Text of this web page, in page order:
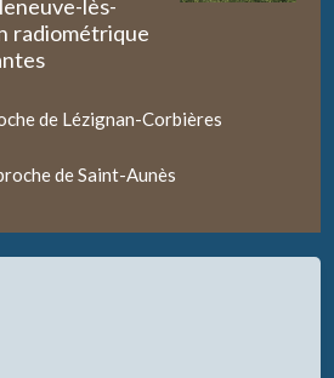
lès-
radiométrique
de Lézignan-Corbières
de Saint-Aunès